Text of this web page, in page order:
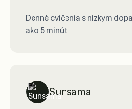
Denné cvičenia s nízkym
ako 5 minút
Sunsama